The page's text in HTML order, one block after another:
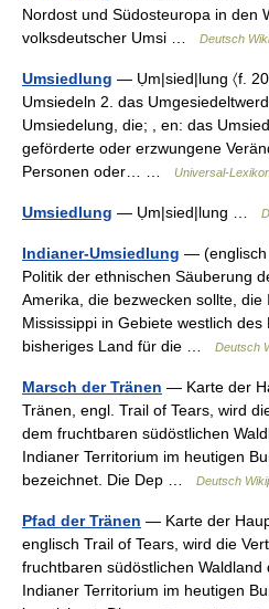
Nordost und Südosteuropa in den
volksdeutscher Umsi …
Deutsch
Umsiedlung — Ụm|sied|lung 〈f.
Umsiedeln 2. das
Umsiedelung, die; , en: das
geförderte oder erzwungene
Personen oder… …
Universal-
Umsiedlung — Ụm|sied|lung …
Indianer-Umsiedlung — (englisch
Politik der ethnischen Säuberung
Amerika, die bezwecken sollte,
Mississippi in Gebiete westlich
bisheriges Land für die …
Deutsch
Marsch der Tränen — Karte der
Tränen, engl. Trail of Tears, wird
dem fruchtbaren südöstlichen
Indianer Territorium im heutigen
bezeichnet. Die Dep …
Deutsch
Pfad der Tränen — Karte der
englisch Trail of Tears, wird die
fruchtbaren südöstlichen
Indianer Territorium im heutigen